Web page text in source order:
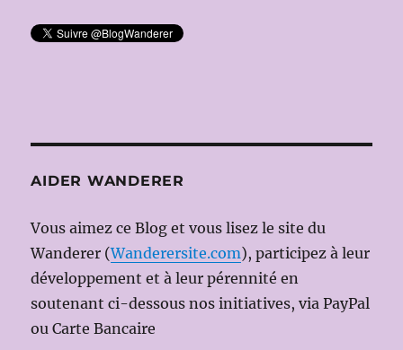
AIDER WANDERER
Vous aimez ce Blog et vous lisez le site du
Wanderer (Wanderersite.com), participez à leur
développement et à leur pérennité en
soutenant ci-dessous nos initiatives, via PayPal
ou Carte Bancaire